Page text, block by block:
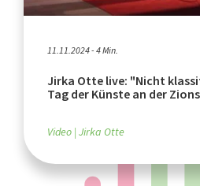
11.11.2024 - 4 Min.
Jirka Otte live: "Nicht
Tag der Künste an der
Video Jirka Otte